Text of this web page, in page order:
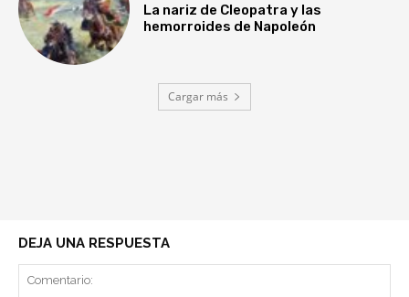
La nariz de Cleopatra y las
hemorroides de Napoleón
Cargar más
DEJA UNA RESPUESTA